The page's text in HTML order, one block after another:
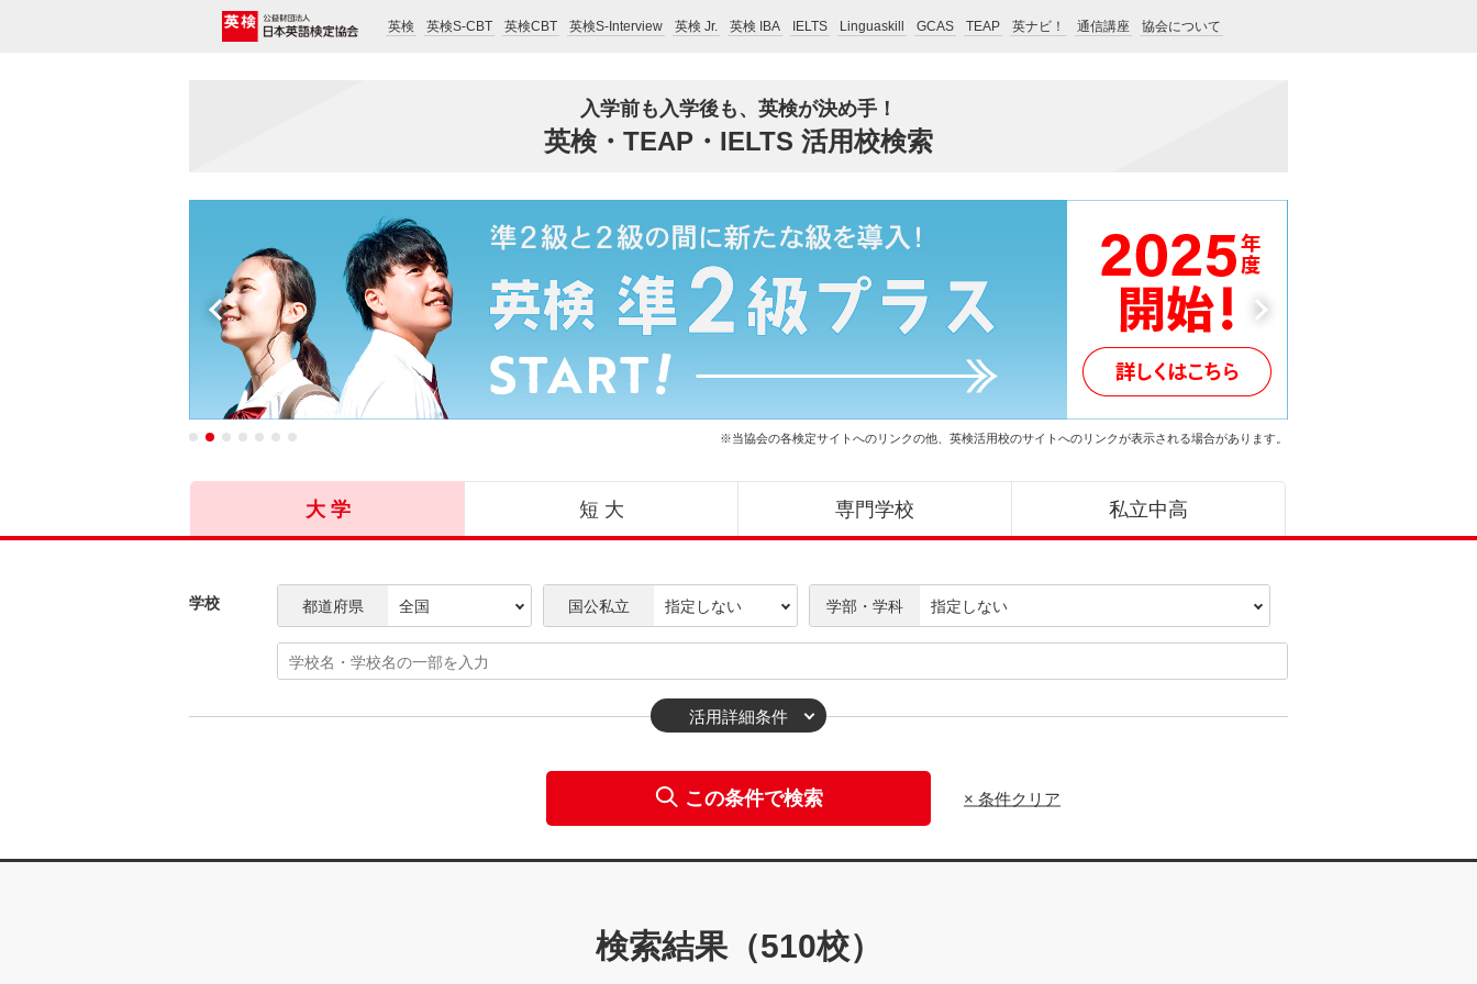
英検 英検S-CBT 英検CBT 英検S-Interview 英検 Jr. 英検 IBA IELTS Linguaskill GCAS TEAP 英ナビ！ 通信講座 協会について
入学前も入学後も、英検が決め手！
英検・TEAP・IELTS 活用校検索
※当協会の各検定サイトへのリンクの他、英検活用校のサイトへのリンクが表示される場合があります。
大 学 短 大 専門学校 私立中高
学校 都道府県 国公私立 学部・学科
活用詳細条件
この条件で検索 × 条件クリア
検索結果（510校）